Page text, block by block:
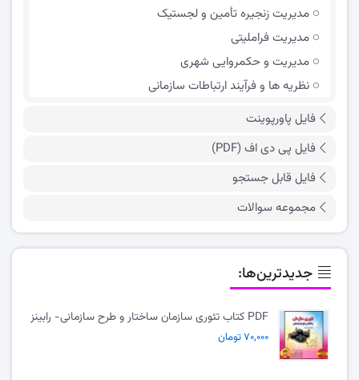
مدیریت زنجیره تأمین و لجستیک
مدیریت فراملیتی
مدیریت و حکمروایی شهری
نظریه ها و فرآیند ارتباطات سازمانی
فایل پاورپوینت
فایل پی دی اف (PDF)
فایل قابل جستجو
مجموعه سوالات
جدیدترین‌ها:
PDF کتاب تئوری سازمان ساختار و طرح سازمانی- رابینز
۷۰,۰۰۰ تومان